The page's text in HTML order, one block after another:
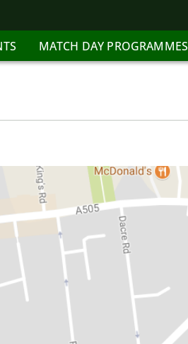
MATCH DAY PROGRAMMES